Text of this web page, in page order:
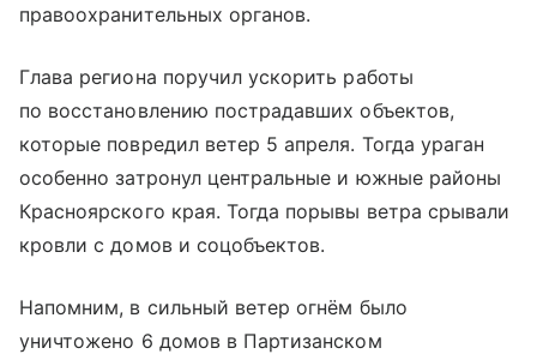
правоохранительных органов.
Глава региона поручил ускорить работы
по восстановлению пострадавших объектов,
которые повредил ветер 5 апреля. Тогда ураган
особенно затронул центральные и южные районы
Красноярского края. Тогда порывы ветра срывали
кровли с домов и соцобъектов.
Напомним, в сильный ветер огнём было
уничтожено 6 домов в Партизанском